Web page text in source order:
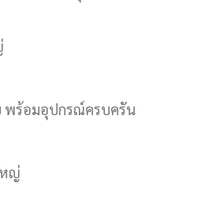
พร้อมอุปกรณ์ครบครัน
หญ่